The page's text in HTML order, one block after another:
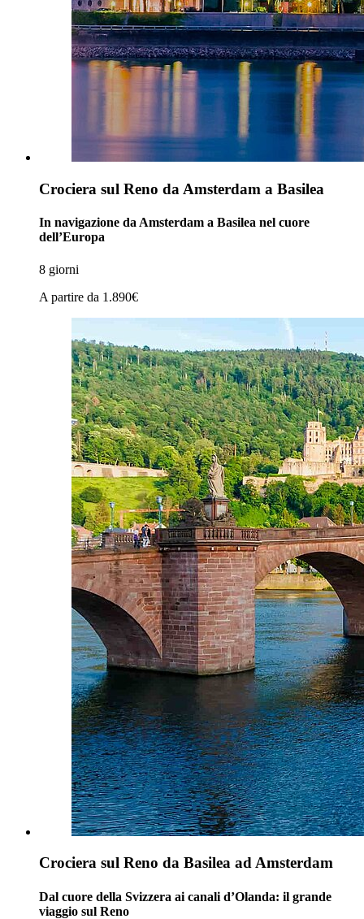
Crociera sul Reno da Amsterdam a Basilea
In navigazione da Amsterdam a Basilea nel cuore
dell’Europa
8 giorni
A partire da 1.890€
Crociera sul Reno da Basilea ad Amsterdam
Dal cuore della Svizzera ai canali d’Olanda: il grande
viaggio sul Reno